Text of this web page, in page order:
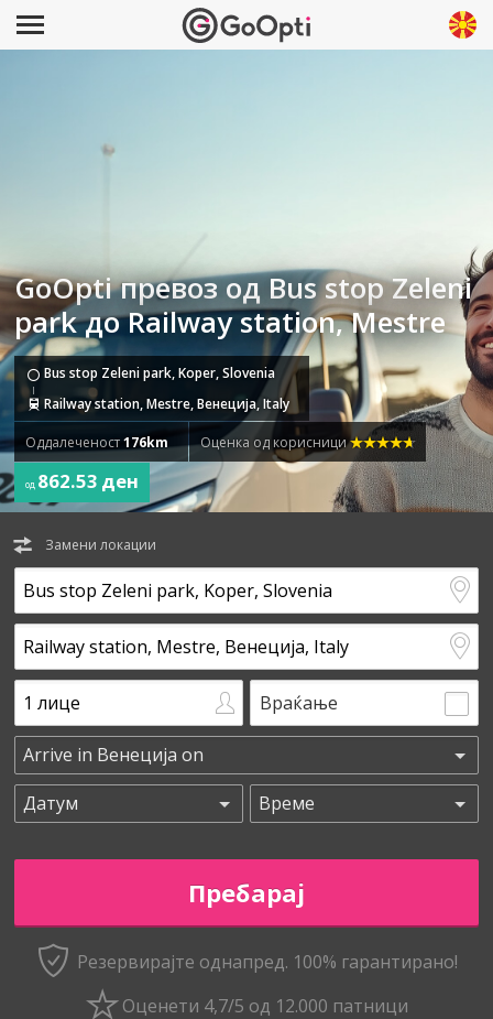
GoOpti превоз од Bus stop Zeleni
park до Railway station, Mestre
Bus stop Zeleni park, Koper, Slovenia
Railway station, Mestre, Венеција, Italy
Оддалеченост176km Оценка од корисници
од 862.53 ден
Замени локации
Враќање
Резервирајте однапред. 100% гарантирано!
Оценети 4,7/5 од 12.000 патници